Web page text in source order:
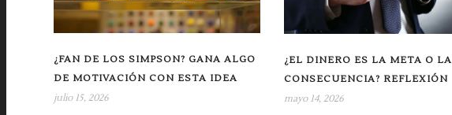
¿FAN DE LOS SIMPSON? GANA ALGO
DE MOTIVACIÓN CON ESTA IDEA
julio 15, 2026
¿EL DINERO ES LA META O LA
CONSECUENCIA? REFLEXIÓN
mayo 14, 2026